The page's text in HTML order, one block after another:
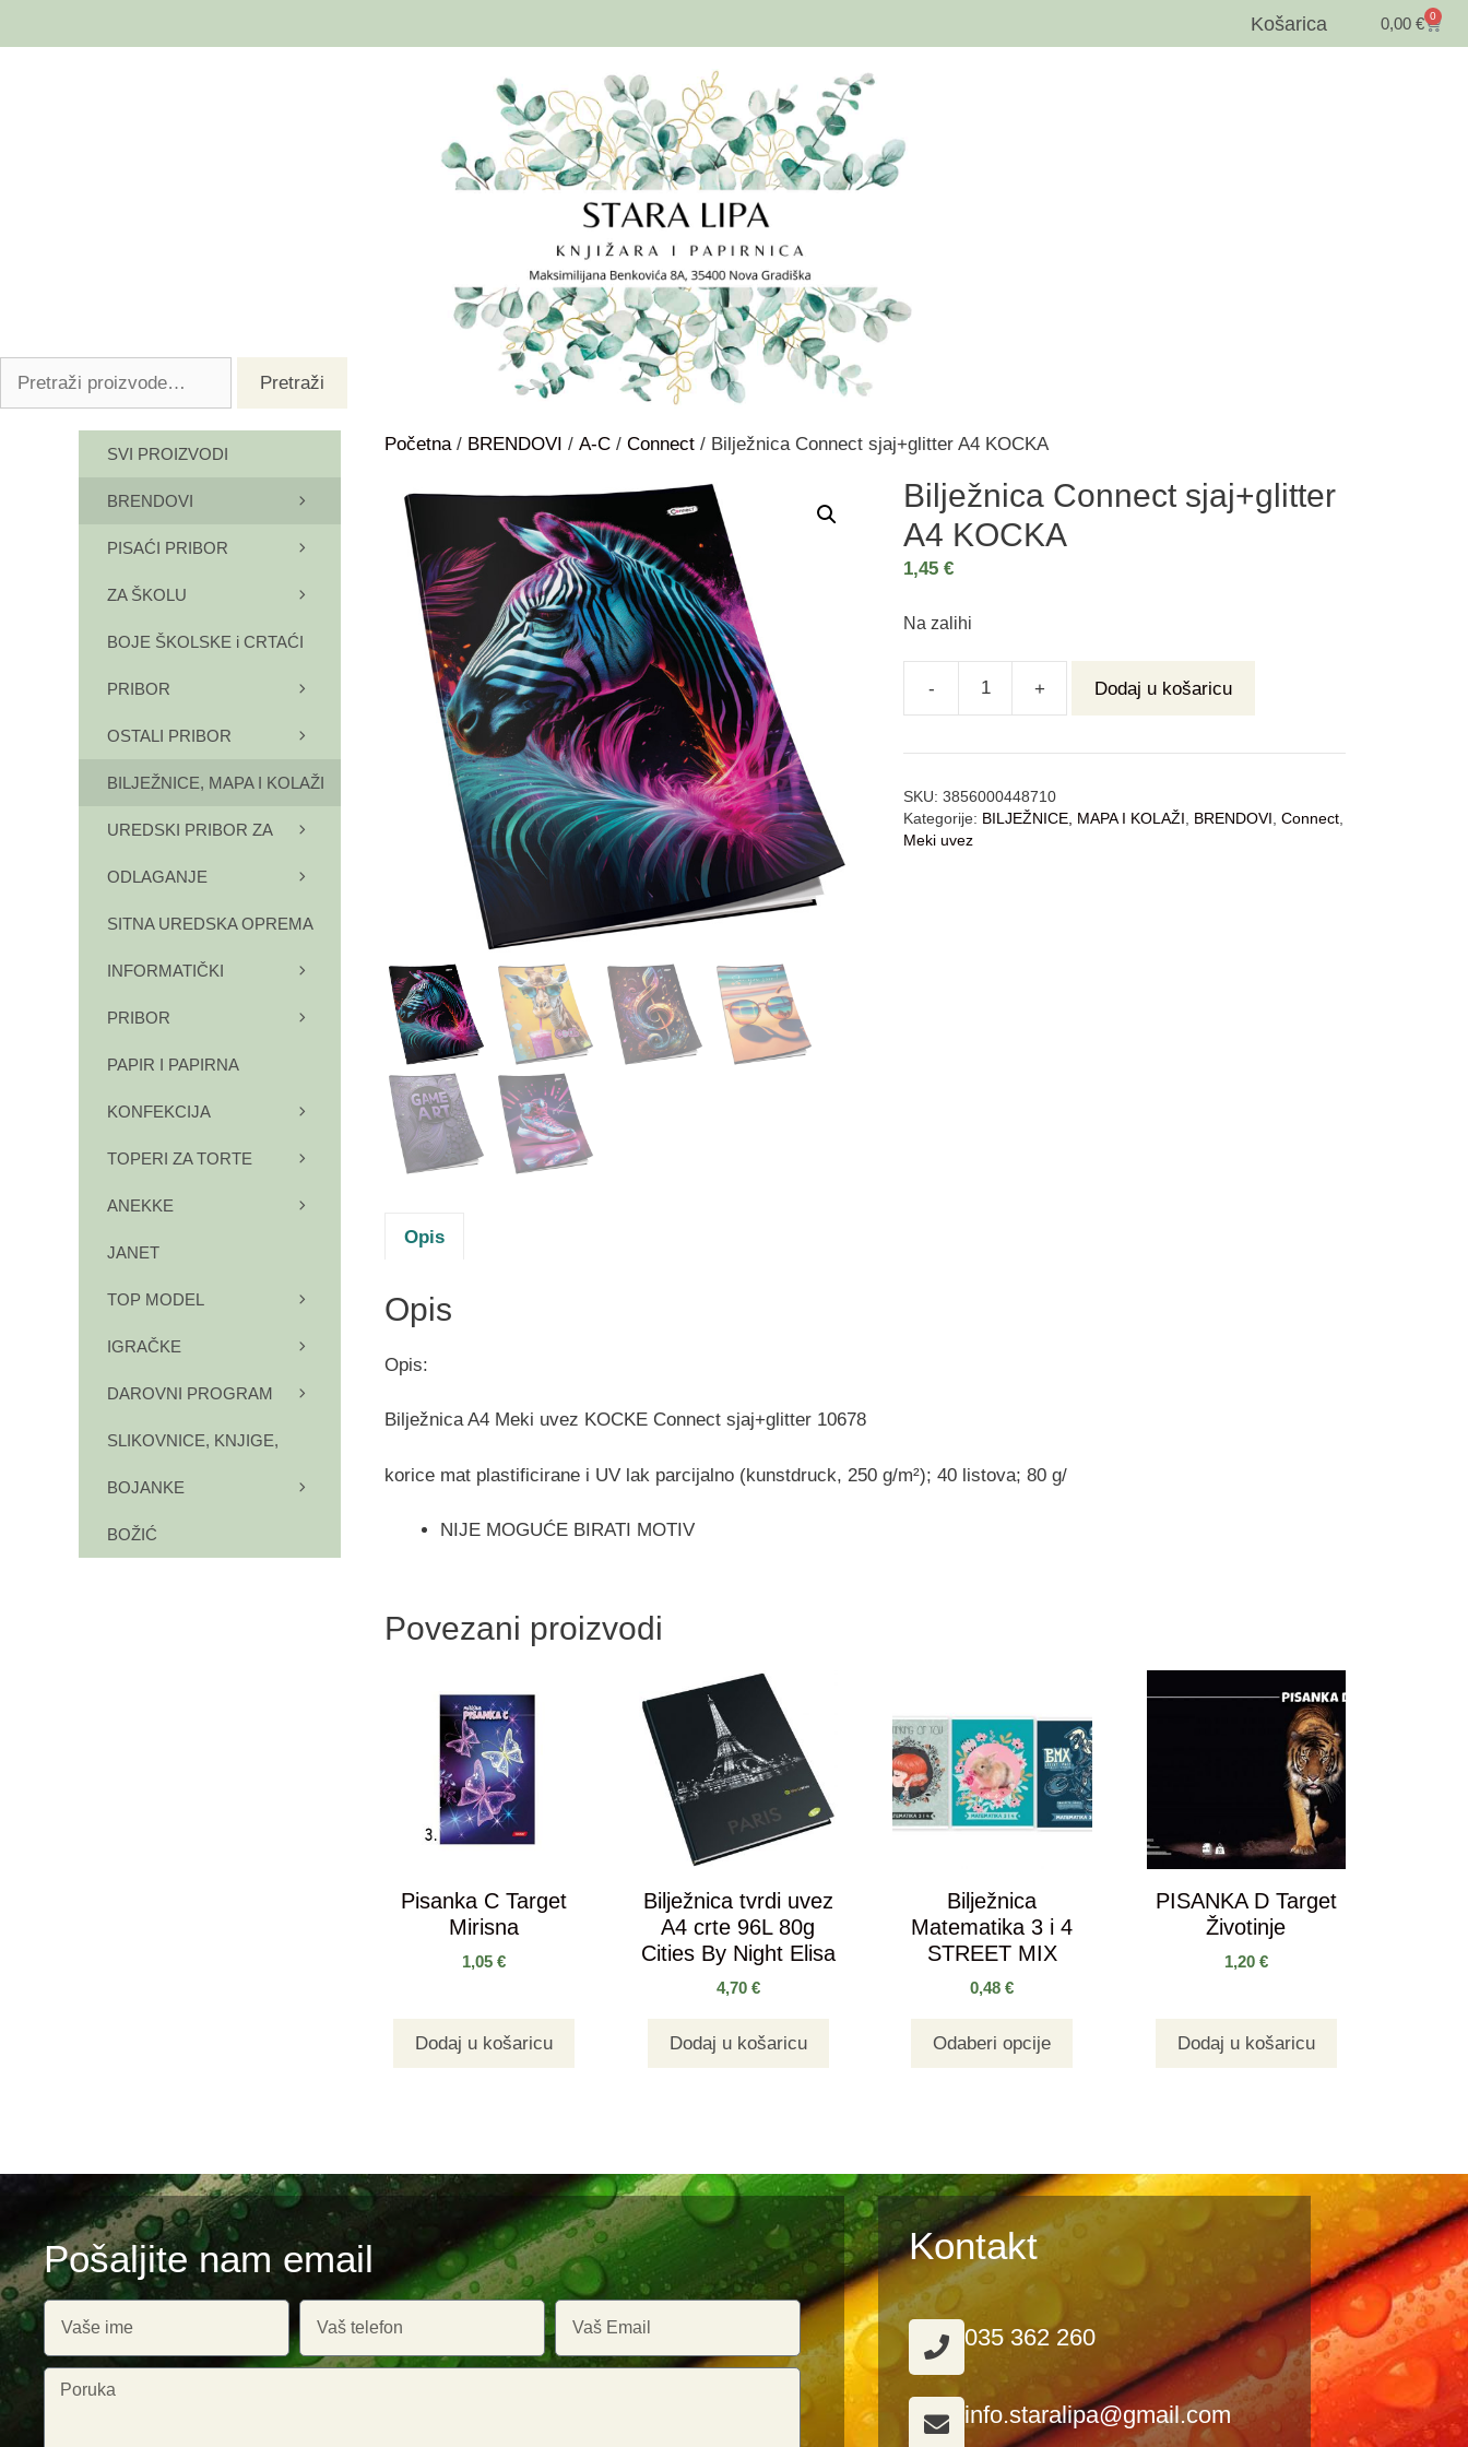
Košarica 0,00€ 0
Pretraži
Početna/ BRENDOVI / A-C / Connect / Bilježnica Connect sjaj+glitter A4 KOCKA
Bilježnica Connect sjaj+glitter
A4 KOCKA
1,45€
Na zalihi
- + Dodaj u košaricu
SKU:3856000448710
Kategorije: BILJEŽNICE, MAPA I KOLAŽI , BRENDOVI ,Connect,
Meki uvez
Opis
Opis
Opis:
Bilježnica A4 Meki uvez KOCKE Connect sjaj+glitter 10678
korice mat plastificirane i UV lak parcijalno (kunstdruck, 250 g/m²); 40 listova; 80 g/
NIJE MOGUĆE BIRATI MOTIV
Povezani proizvodi
Pisanka C Target
Mirisna
1,05€
Dodaj u košaricu
Bilježnica tvrdi uvez
A4 crte 96L 80g
Cities By Night Elisa
4,70 €
Dodaj u košaricu
Bilježnica
Matematika 3 i 4
STREET MIX
0,48€
Odaberi opcije
PISANKA D Target
Životinje
1,20 €
Dodaj u košaricu
SVI PROIZVODI
BRENDOVI
PISAĆI PRIBOR
ZA ŠKOLU
BOJE ŠKOLSKE i CRTAĆI
PRIBOR
OSTALI PRIBOR
BILJEŽNICE, MAPA I KOLAŽI
UREDSKI PRIBOR ZA
ODLAGANJE
SITNA UREDSKA OPREMA
INFORMATIČKI
PRIBOR
PAPIR I PAPIRNA
KONFEKCIJA
TOPERI ZA TORTE
ANEKKE
JANET
TOP MODEL
IGRAČKE
DAROVNI PROGRAM
SLIKOVNICE, KNJIGE,
BOJANKE
BOŽIĆ
Pošaljite nam email Kontakt
035 362 260
info.staralipa@gmail.com